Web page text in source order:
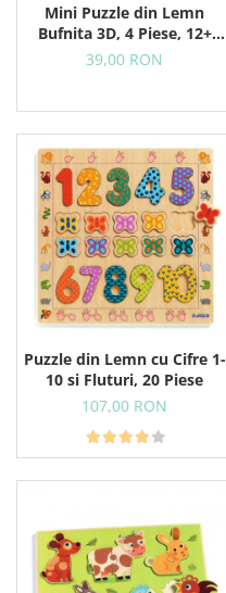
Mini Puzzle din Lemn
Bufnita 3D, 4 Piese, 12+
Luni
39,00 RON
Puzzle din Lemn cu Cifre 1-
10 si Fluturi, 20 Piese
107,00 RON